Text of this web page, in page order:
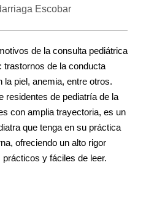
Escobar
de la consulta pediátrica
trastornos de la conducta
la piel, anemia, entre otros.
residentes de pediatría de la
con amplia trayectoria, es un
que tenga en su práctica
ofreciendo un alto rigor
y fáciles de leer.